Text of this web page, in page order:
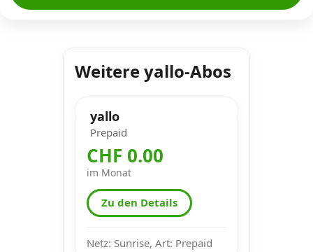
Weitere yallo-Abos
yallo
Prepaid
CHF 0.00
im Monat
Zu den Details
Netz: Sunrise, Art: Prepaid